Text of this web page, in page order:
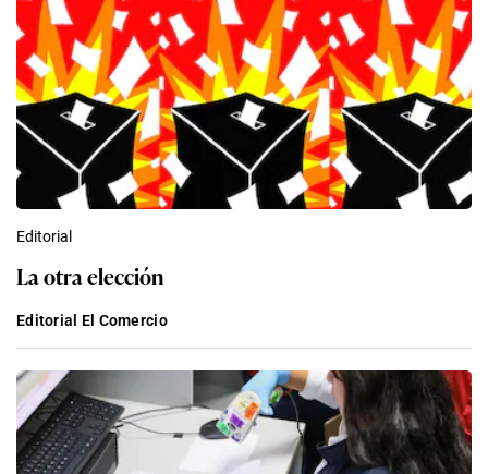
Editorial
La otra elección
Editorial El Comercio